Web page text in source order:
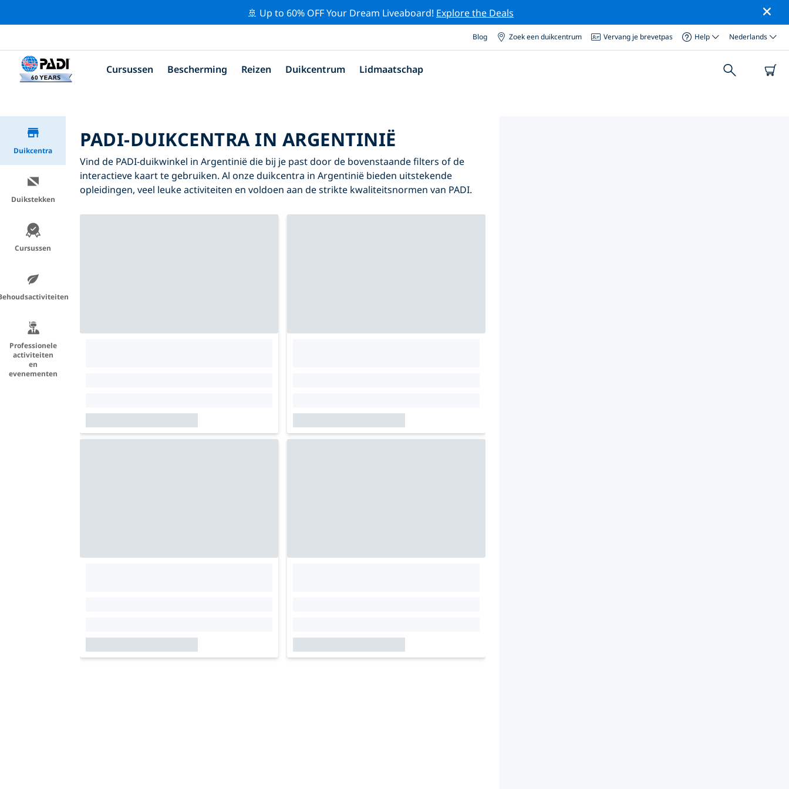
🚢 Up to 60% OFF Your Dream Liveaboard! Explore the Deals
Blog Zoek een duikcentrum Vervang je brevetpas Help Nederlands
Cursussen Bescherming Reizen Duikcentrum Lidmaatschap
Duikcentra
Duikstekken
Cursussen
Professionele
activiteiten
en
evenementen
PADI-DUIKCENTRA IN ARGENTINIË
Vind de PADI-duikwinkel in Argentinië die bij je past door de bovenstaande filters of de
interactieve kaart te gebruiken. Al onze duikcentra in Argentinië bieden uitstekende
opleidingen, veel leuke activiteiten en voldoen aan de strikte kwaliteitsnormen van PADI.